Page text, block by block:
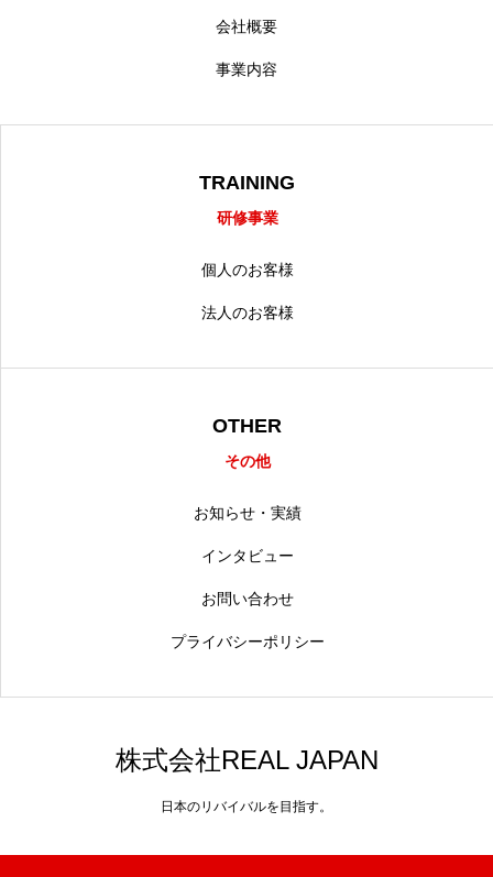
会社概要
事業内容
TRAINING
研修事業
個人のお客様
法人のお客様
OTHER
その他
お知らせ・実績
インタビュー
お問い合わせ
プライバシーポリシー
株式会社REAL JAPAN
日本のリバイバルを目指す。